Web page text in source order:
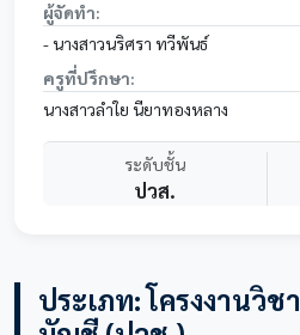
เสริมหรือจำหน่ายได้
ผู้จัดทำ:
- นางสาวนริศรา ทวีพันธ์
ครูที่ปรึกษา:
นางสาวลำใย นียาทองหลาง
ระดับชั้น
ปวส.
ประเภท: โครงงานวิ